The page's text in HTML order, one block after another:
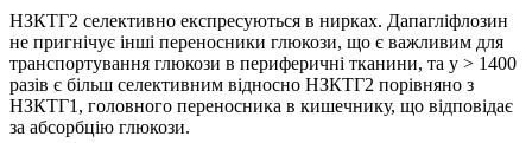
НЗКТГ2 селективно експресуються в нирках. Дапагліфлозин
не пригнічує інші переносники глюкози, що є важливим для
транспортування глюкози в периферичні тканини, та у > 1400
разів є більш селективним відносно НЗКТГ2 порівняно з
НЗКТГ1, головного переносника в кишечнику, що відповідає
за абсорбцію глюкози.